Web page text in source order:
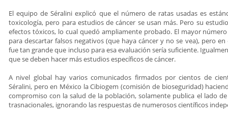
El equipo de Séralini explicó que el número de ratas usadas es
toxicología, pero para estudios de cáncer se usan más. Pero su
efectos tóxicos, lo cual quedó ampliamente probado. El mayor
para descartar falsos negativos (que haya cáncer y no se vea), pero
fue tan grande que incluso para esa evaluación sería suficiente.
que se deben hacer más estudios específicos de cáncer.
A nivel global hay varios comunicados firmados por cientos de
Séralini, pero en México la Cibiogem (comisión de bioseguridad)
compromiso con la salud de la población, solamente publica el lado
trasnacionales, ignorando las respuestas de numerosos científicos